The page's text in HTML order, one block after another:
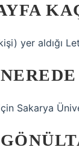
yer aldığı
Sakarya